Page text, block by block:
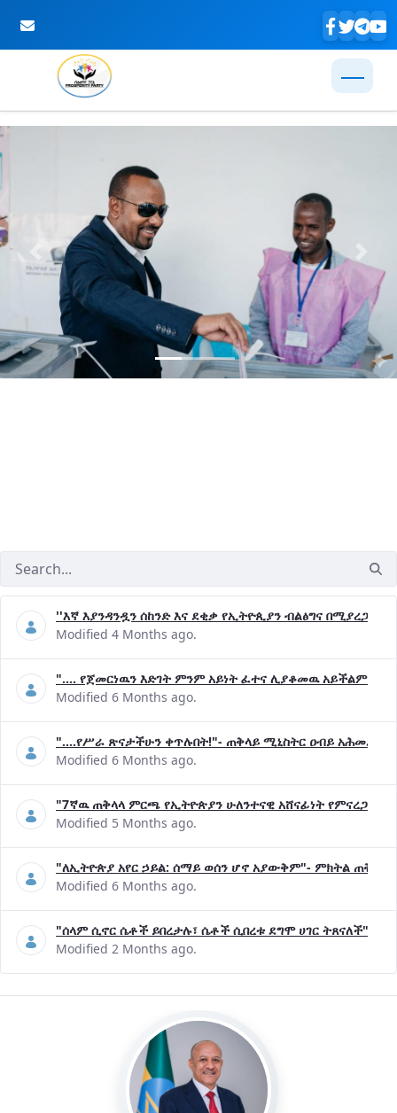
Skip to Main Content
Previous Next
''እኛ እያንዳንዷን ሰከንድ እና ደቂቃ የኢትዮጲያን ብልፅግና
Modified 4 Months ago.
".... የጀመርነዉን እድገት ምንም አይነት ፈተና ሊያቆመዉ አይችልም"-
Modified 6 Months ago.
"....የሥራ ጽናታችሁን ቀጥሉበት!"- ጠቅላይ ሚኒስትር ዐብይ አሕመድ (ዶ/
Modified 6 Months ago.
"7ኛዉ ጠቅላላ ምርጫ የኢትዮጵያን ሁለንተናዊ አሸናፊነት
Modified 5 Months ago.
"ለኢትዮጵያ አየር ኃይል: ሰማይ ወሰን ሆኖ አያውቅም"- ምክትል ጠቅላይ
Modified 6 Months ago.
"ሰላም ሲኖር ሴቶች ይበረታሉ፣ ሴቶች ሲበረቱ ደግሞ ሀገር ትጸናለች"-
Modified 2 Months ago.